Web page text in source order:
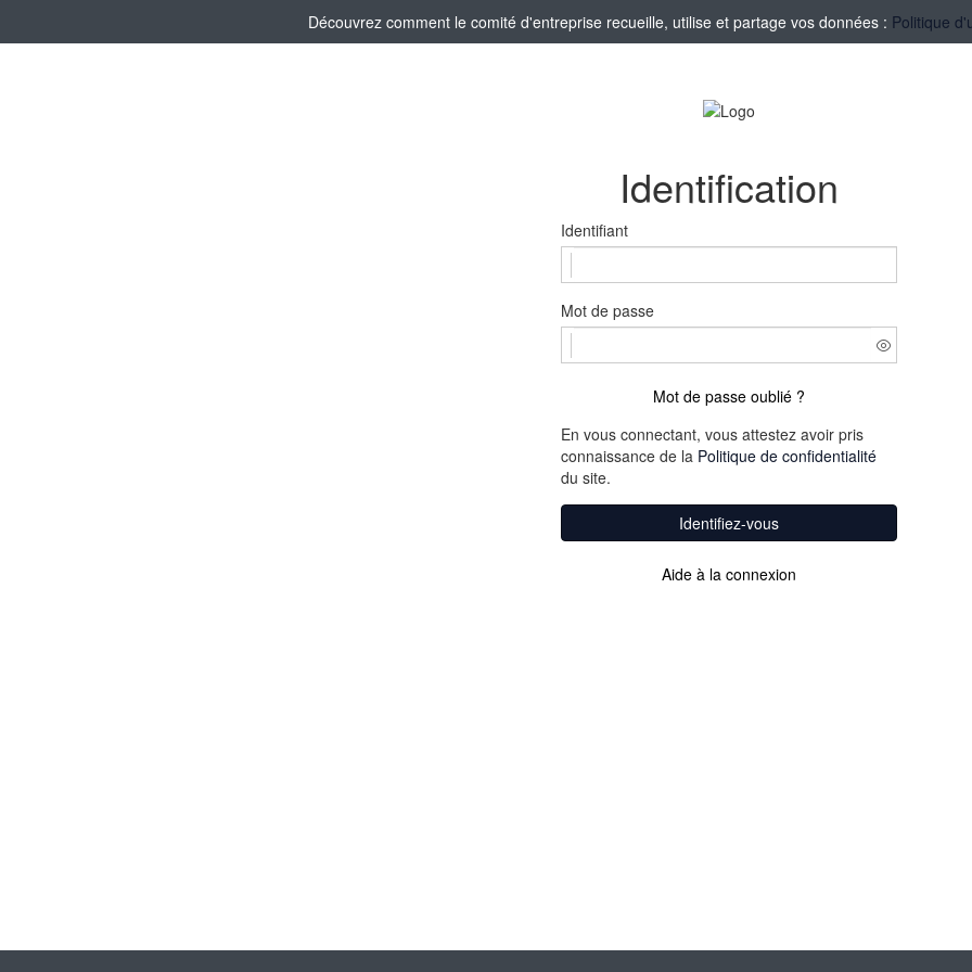
Découvrez comment le comité d'entreprise recueille, utilise et partage vos données : Politique
Identification
Identifiant
Mot de passe
Mot de passe oublié ?
En vous connectant, vous attestez avoir pris
connaissance de la Politique de confidentialité
du site.
Identifiez-vous
Aide à la connexion